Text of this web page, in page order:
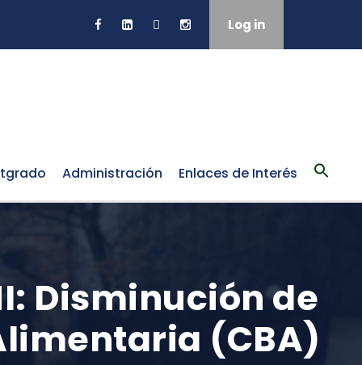
Log in
Administración Enlaces de Interés
Disminución de
(CBA)